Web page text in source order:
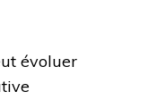
évoluer